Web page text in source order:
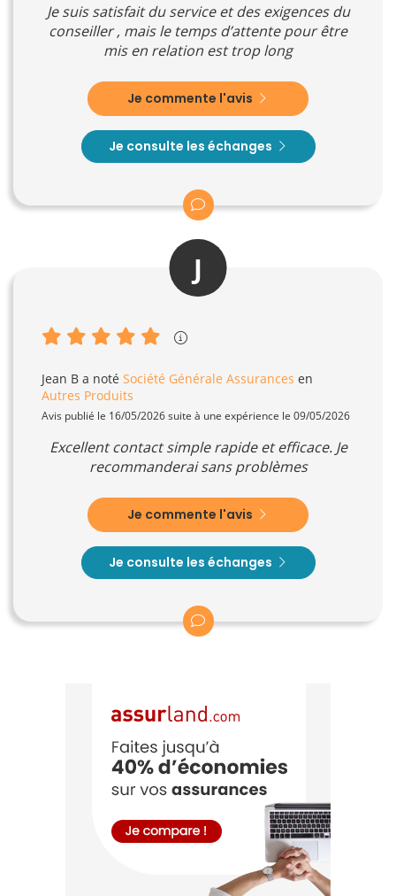
Je suis satisfait du service et des exigences du
conseiller , mais le temps d’attente pour être
mis en relation est trop long
Je commente l'avis
Je consulte les échanges
J
Jean B a noté Société Générale Assurances en
Autres Produits
Avis publié le 16/05/2026 suite à une expérience le 09/05/2026
Excellent contact simple rapide et efficace. Je
recommanderai sans problèmes
Je commente l'avis
Je consulte les échanges